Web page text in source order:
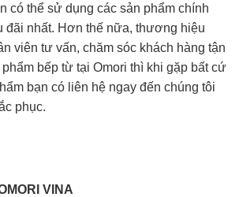
có thể sử dụng các sản phẩm chính
đãi nhất. Hơn thế nữa, thương hiệu
viên tư vấn, chăm sóc khách hàng tận
bếp từ tại Omori thì khi gặp bất cứ
bạn có liên hệ ngay đến chúng tôi
phục.
VINA